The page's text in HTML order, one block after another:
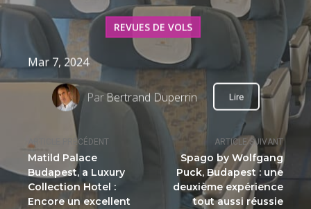
ARTICLE PRÉCÉDENT
Matild Palace
Budapest, a Luxury
Collection Hotel :
Encore un excellent
ARTICLE SUIVANT
Spago by Wolfgang
Puck, Budapest : une
deuxième expérience
tout aussi réussie
REVUES DE VOLS
Mar 7, 2024
ParBertrand Duperrin Lire